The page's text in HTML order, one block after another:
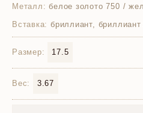
Металл: белое золото 750 /
Вставка: бриллиант,
Размер: 17.5
Вес: 3.67